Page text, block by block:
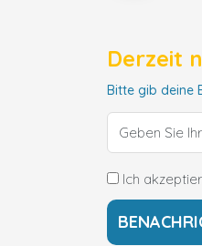
Derzeit
Bitte gib deine
Ich